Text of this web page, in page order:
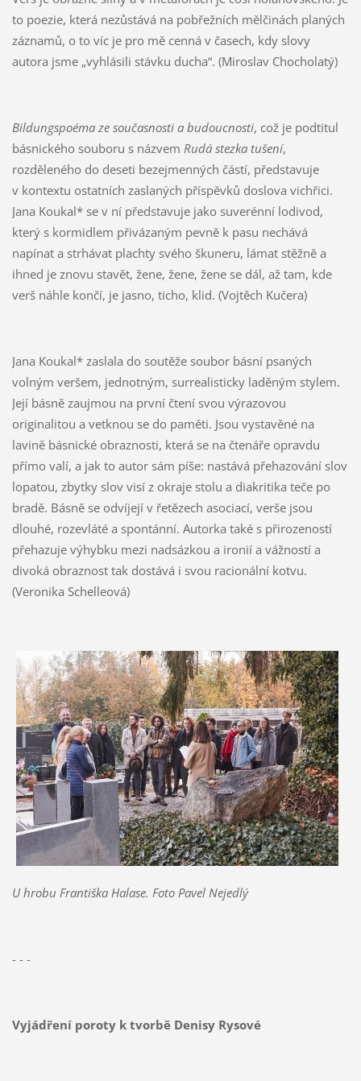
to poezie, která nezůstává na pobřežních mělčinách planých
záznamů, o to víc je pro mě cenná v časech, kdy slovy
autora jsme „vyhlásili stávku ducha“. (Miroslav Chocholatý)
Bildungspoéma ze současnosti a budoucnosti, což je podtitul
básnického souboru s názvem Rudá stezka tušení,
rozděleného do deseti bezejmenných částí, představuje
v kontextu ostatních zaslaných příspěvků doslova vichřici.
Jana Koukal* se v ní představuje jako suverénní lodivod,
který s kormidlem přivázaným pevně k pasu nechává
napínat a strhávat plachty svého škuneru, lámat stěžně a
ihned je znovu stavět, žene, žene, žene se dál, až tam, kde
verš náhle končí, je jasno, ticho, klid. (Vojtěch Kučera)
Jana Koukal* zaslala do soutěže soubor básní psaných
volným veršem, jednotným, surrealisticky laděným stylem.
Její básně zaujmou na první čtení svou výrazovou
originalitou a vetknou se do paměti. Jsou vystavěné na
lavině básnické obraznosti, která se na čtenáře opravdu
přímo valí, a jak to autor sám píše: nastává přehazování slov
lopatou, zbytky slov visí z okraje stolu a diakritika teče po
bradě. Básně se odvíjejí v řetězech asociací, verše jsou
dlouhé, rozevláté a spontánní. Autorka také s přirozeností
přehazuje výhybku mezi nadsázkou a ironií a vážností a
divoká obraznost tak dostává i svou racionální kotvu.
(Veronika Schelleová)
U hrobu Františka Halase. Foto Pavel Nejedlý
- - -
Vyjádření poroty k tvorbě Denisy Rysové